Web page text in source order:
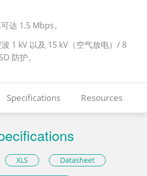
达 1.5 Mbps。
波 1 kV 以及 15 kV（空气放电）/ 8
防护。
Specifications Resources
XLS Datasheet